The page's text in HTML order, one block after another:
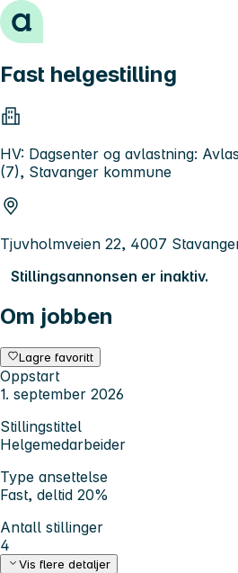
Hopp til innhold
Fast helgestilling
HV: Dagsenter og avlastning:
(7), Stavanger kommune
Tjuvholmveien 22, 4007
Stillingsannonsen er inaktiv.
Om jobben
Lagre favoritt
Oppstart
1. september 2026
Stillingstittel
Helgemedarbeider
Type ansettelse
Fast, deltid 20%
Antall stillinger
4
Vis flere detaljer